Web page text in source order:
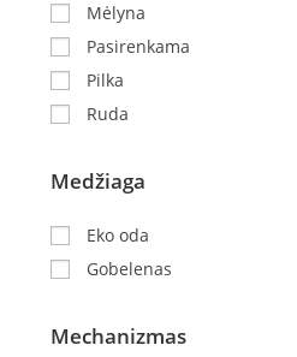
Mėlyna
Pasirenkama
Pilka
Ruda
Medžiaga
Eko oda
Gobelenas
Mechanizmas